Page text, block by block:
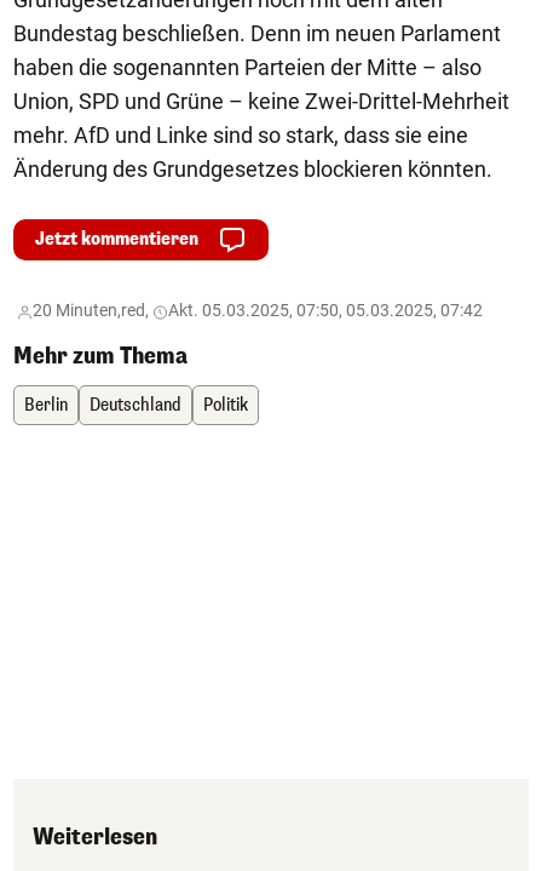
Bundestag beschließen. Denn im neuen Parlament
haben die sogenannten Parteien der Mitte – also
Union, SPD und Grüne – keine Zwei-Drittel-Mehrheit
mehr. AfD und Linke sind so stark, dass sie eine
Änderung des Grundgesetzes blockieren könnten.
Jetzt kommentieren
20 Minuten,red, Akt. 05.03.2025, 07:50, 05.03.2025, 07:42
Mehr zum Thema
Berlin Deutschland Politik
Weiterlesen